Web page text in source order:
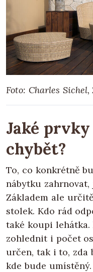
Foto: Charles
Jaké
chybět?
To, co konkrétně
nábytku
Základem ale
stolek. Kdo rád
také koupi lehátka.
zohlednit i počet
určen, tak i to, zda
kde bude